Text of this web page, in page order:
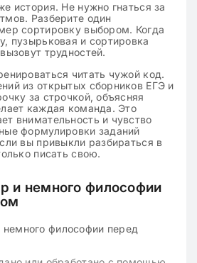
история. Не нужно гнаться за
Разберите один
сортировку выбором. Когда
пузырьковая и сортировка
трудностей.
читать чужой код.
из открытых сборников ЕГЭ и
за строчкой, объясняя
каждая команда. Это
внимательность и чувство
формулировки заданий
вы привыкли разбираться в
писать свою.
и немного философии